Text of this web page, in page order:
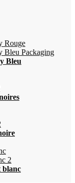
Bleu
blanc